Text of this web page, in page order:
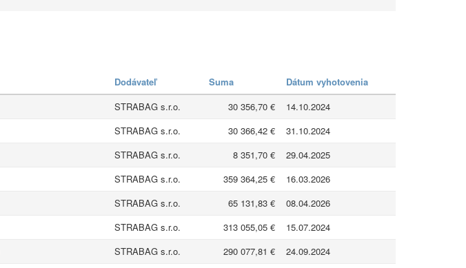
Dodávateľ Suma
Dátum vyhotovenia
STRABAG s.r.o. 30 356,70 €
14.10.2024
STRABAG s.r.o. 30 366,42 €
31.10.2024
STRABAG s.r.o. 8 351,70 €
29.04.2025
STRABAG s.r.o. 359 364,25 €
16.03.2026
STRABAG s.r.o. 65 131,83 €
08.04.2026
STRABAG s.r.o. 313 055,05 €
15.07.2024
STRABAG s.r.o. 290 077,81 €
24.09.2024